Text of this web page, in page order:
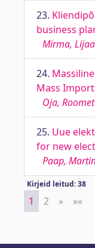
23.
business
Mirma,
24.
Mass
Oja, Roomet
25. Uue
for new
Paap,
Kirjeid leitud: 38
1 2 » Next
»»